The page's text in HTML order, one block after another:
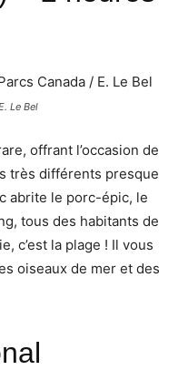
Le Bel
offrant l’occasion de
très différents presque
abrite le porc-épic, le
tous des habitants de
c’est la plage ! Il vous
oiseaux de mer et des